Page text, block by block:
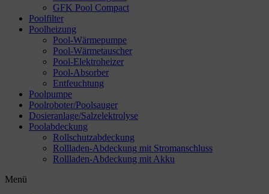
GFK Pool Compact
Poolfilter
Poolheizung
Pool-Wärmepumpe
Pool-Wärmetauscher
Pool-Elektroheizer
Pool-Absorber
Entfeuchtung
Poolpumpe
Poolroboter/Poolsauger
Dosieranlage/Salzelektrolyse
Poolabdeckung
Rollschutzabdeckung
Rollladen-Abdeckung mit Stromanschluss
Rollladen-Abdeckung mit Akku
Menü